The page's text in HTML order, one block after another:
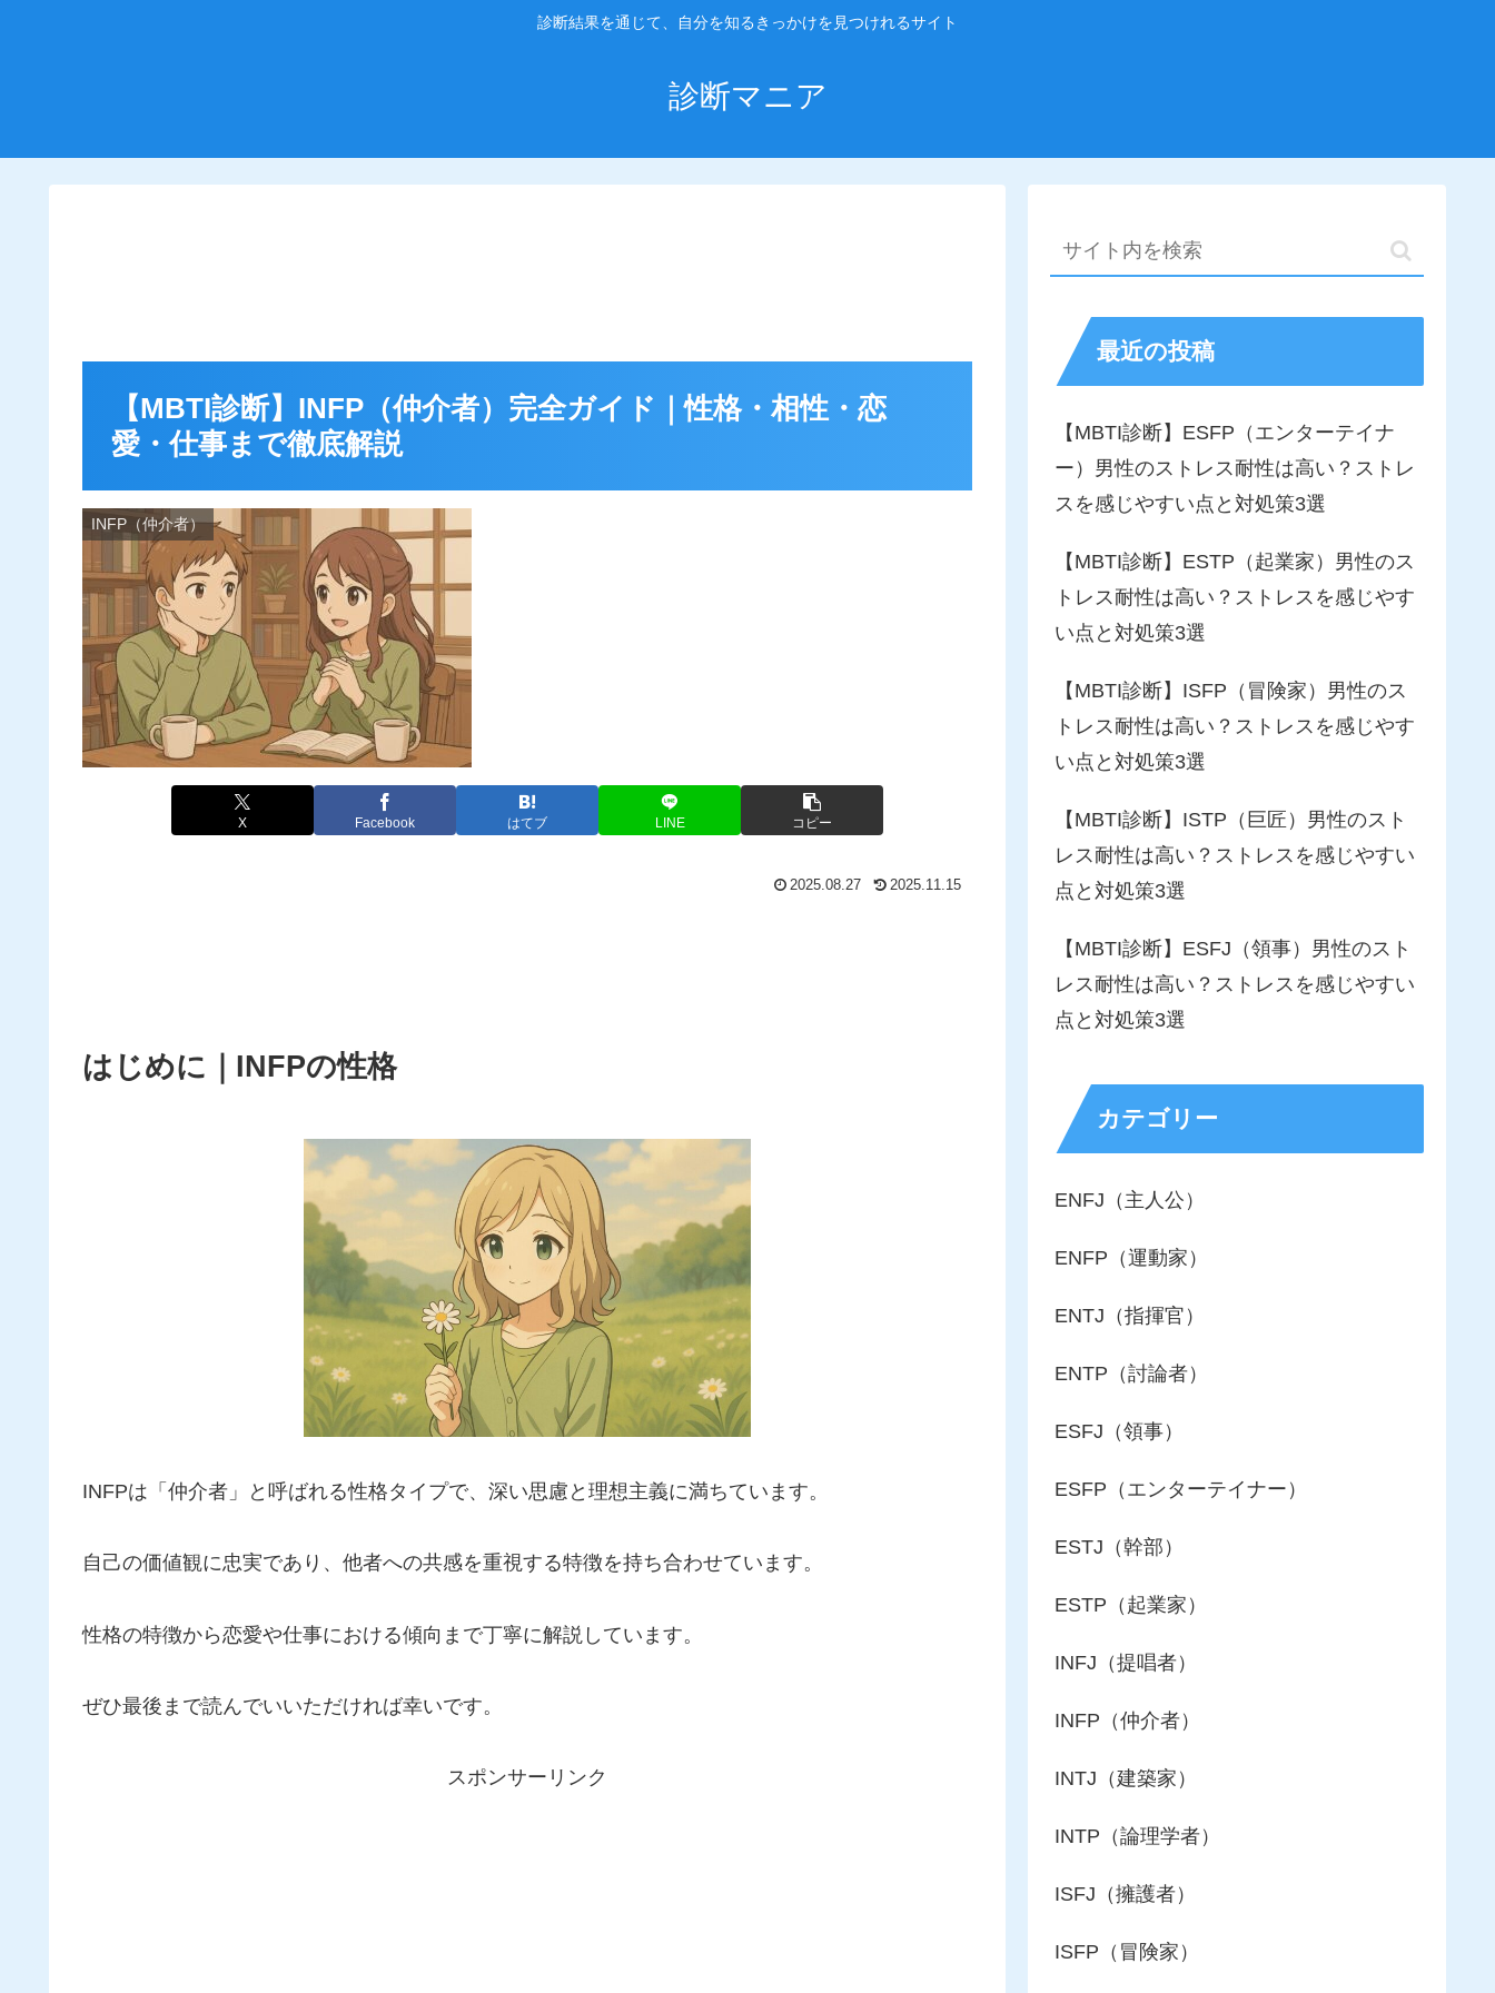
診断結果を通じて、自分を知るきっかけを見つけれるサイト
診断マニア
【MBTI診断】INFP（仲介者）完全ガイド｜性格・相性・恋
愛・仕事まで徹底解説
INFP（仲介者）
X Facebook はてブ LINE コピー
2025.08.27 2025.11.15
はじめに｜INFPの性格
INFPは「仲介者」と呼ばれる性格タイプで、深い思慮と理想主義に満ちています。
自己の価値観に忠実であり、他者への共感を重視する特徴を持ち合わせています。
性格の特徴から恋愛や仕事における傾向まで丁寧に解説しています。
ぜひ最後まで読んでいいただければ幸いです。
スポンサーリンク
最近の投稿
【MBTI診断】ESFP（エンターテイナ
ー）男性のストレス耐性は高い？ストレ
スを感じやすい点と対処策3選
【MBTI診断】ESTP（起業家）男性のス
トレス耐性は高い？ストレスを感じやす
い点と対処策3選
【MBTI診断】ISFP（冒険家）男性のス
トレス耐性は高い？ストレスを感じやす
い点と対処策3選
【MBTI診断】ISTP（巨匠）男性のスト
レス耐性は高い？ストレスを感じやすい
点と対処策3選
【MBTI診断】ESFJ（領事）男性のスト
レス耐性は高い？ストレスを感じやすい
点と対処策3選
カテゴリー
ENFJ（主人公）
ENFP（運動家）
ENTJ（指揮官）
ENTP（討論者）
ESFJ（領事）
ESFP（エンターテイナー）
ESTJ（幹部）
ESTP（起業家）
INFJ（提唱者）
INFP（仲介者）
INTJ（建築家）
INTP（論理学者）
ISFJ（擁護者）
ISFP（冒険家）